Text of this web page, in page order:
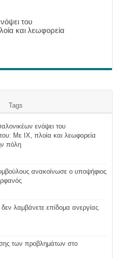
του
και λεωφορεία
Tags
ενόψει του
Με ΙΧ, πλοία και λεωφορεία
πόλη
ανακοίνωσε ο υποψήφιος
λαμβάνετε επίδομα ανεργίας
των προβλημάτων στο